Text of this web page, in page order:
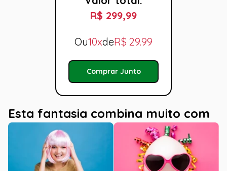
R$ 299,99
Ou10xdeR$ 29.99
Comprar Junto
Esta fantasia combina muito com